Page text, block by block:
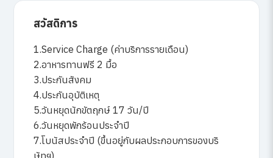
สวัสดิการ
1.Service Charge (ค่าบริการรายเดือน)
2.อาหารทานฟรี 2 มื้อ
3.ประกันสังคม
4.ประกันอุบัติเหตุ
5.วันหยุดนักขัตฤกษ์ 17 วัน/ปี
6.วันหยุดพักร้อนประจำปี
7.โบนัสประจำปี (ขึ้นอยู่กับผลประกอบการของบริ